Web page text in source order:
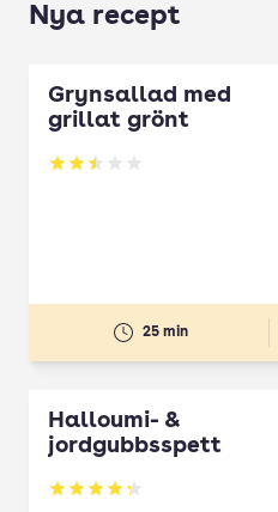
Nya recept
Grynsallad med
grillat grönt
Betyg: 2.5 av 5
25 min
Halloumi- &
jordgubbsspett
Betyg: 4.3 av 5